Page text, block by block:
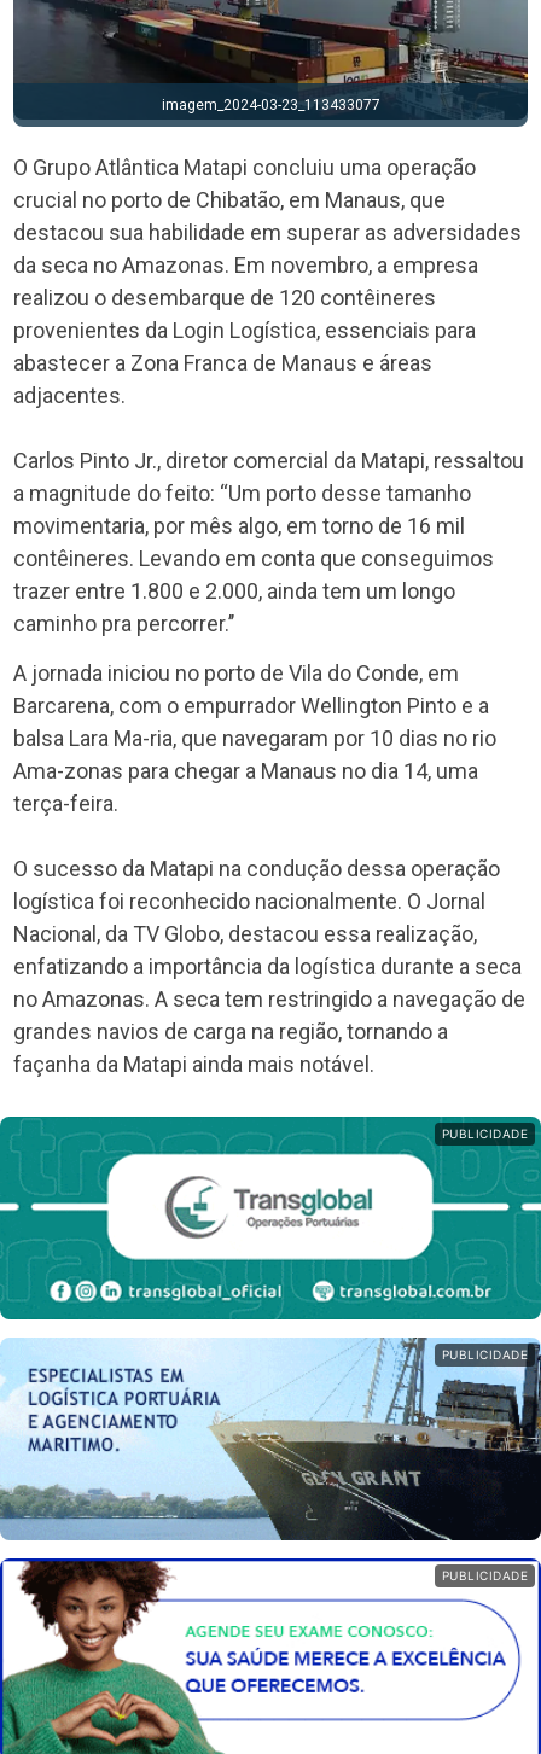
imagem_2024-03-23_113433077
O Grupo Atlântica Matapi concluiu uma operação
crucial no porto de Chibatão, em Manaus, que
destacou sua habilidade em superar as adversidades
da seca no Amazonas. Em novembro, a empresa
realizou o desembarque de 120 contêineres
provenientes da Login Logística, essenciais para
abastecer a Zona Franca de Manaus e áreas
adjacentes.
Carlos Pinto Jr., diretor comercial da Matapi, ressaltou
a magnitude do feito: “Um porto desse tamanho
movimentaria, por mês algo, em torno de 16 mil
contêineres. Levando em conta que conseguimos
trazer entre 1.800 e 2.000, ainda tem um longo
caminho pra percorrer.’’
A jornada iniciou no porto de Vila do Conde, em
Barcarena, com o empurrador Wellington Pinto e a
balsa Lara Ma-ria, que navegaram por 10 dias no rio
Ama-zonas para chegar a Manaus no dia 14, uma
terça-feira.
O sucesso da Matapi na condução dessa operação
logística foi reconhecido nacionalmente. O Jornal
Nacional, da TV Globo, destacou essa realização,
enfatizando a importância da logística durante a seca
no Amazonas. A seca tem restringido a navegação de
grandes navios de carga na região, tornando a
façanha da Matapi ainda mais notável.
PUBLICIDADE
PUBLICIDADE
PUBLICIDADE